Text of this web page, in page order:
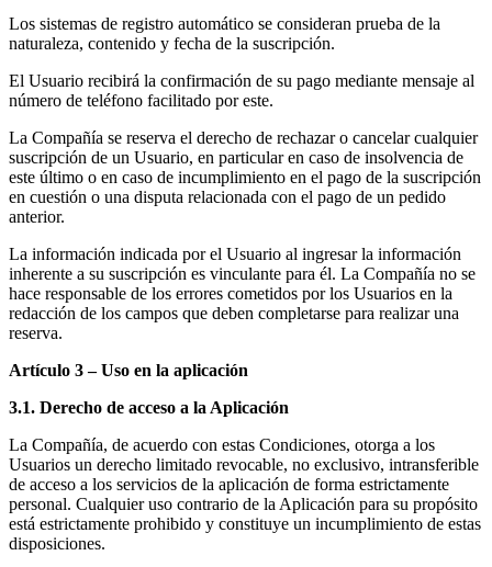
Los sistemas de registro automático se consideran prueba de la
naturaleza, contenido y fecha de la suscripción.
El Usuario recibirá la confirmación de su pago mediante mensaje al
número de teléfono facilitado por este.
La Compañía se reserva el derecho de rechazar o cancelar cualquier
suscripción de un Usuario, en particular en caso de insolvencia de
este último o en caso de incumplimiento en el pago de la suscripción
en cuestión o una disputa relacionada con el pago de un pedido
anterior.
La información indicada por el Usuario al ingresar la información
inherente a su suscripción es vinculante para él. La Compañía no se
hace responsable de los errores cometidos por los Usuarios en la
redacción de los campos que deben completarse para realizar una
reserva.
Artículo 3 – Uso en la aplicación
3.1. Derecho de acceso a la Aplicación
La Compañía, de acuerdo con estas Condiciones, otorga a los
Usuarios un derecho limitado revocable, no exclusivo, intransferible
de acceso a los servicios de la aplicación de forma estrictamente
personal. Cualquier uso contrario de la Aplicación para su propósito
está estrictamente prohibido y constituye un incumplimiento de estas
disposiciones.